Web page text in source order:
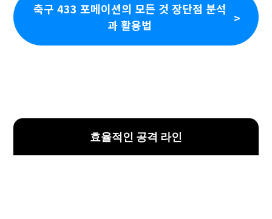
축구 433 포메이션의 모든 것 장단점 분석
과 활용법
효율적인 공격 라인